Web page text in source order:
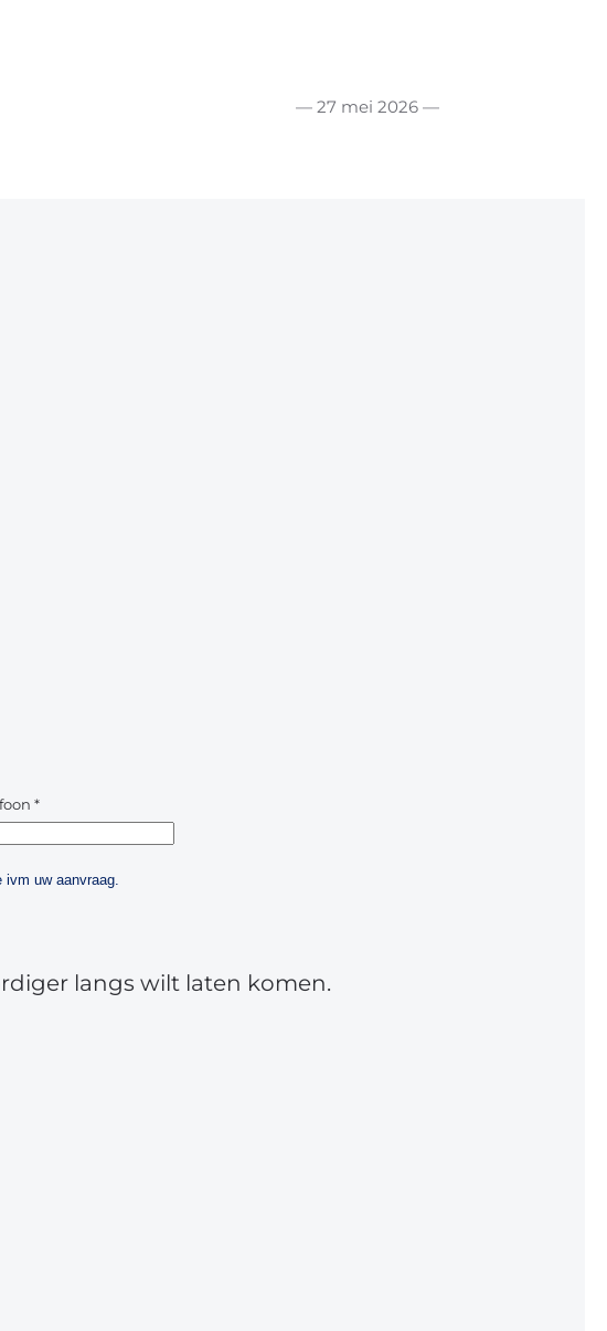
— 27 mei 2026 —
*
ivm uw aanvraag.
langs wilt laten komen.